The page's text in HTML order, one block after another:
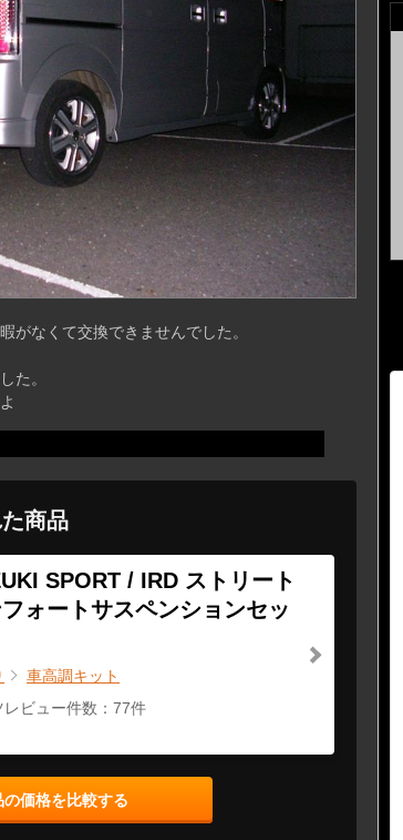
がなくて交換できませんでした。
た。
商品
SPORT / IRD ストリート
ォートサスペンションセッ
車高調キット
レビュー件数：77件
の価格を比較する